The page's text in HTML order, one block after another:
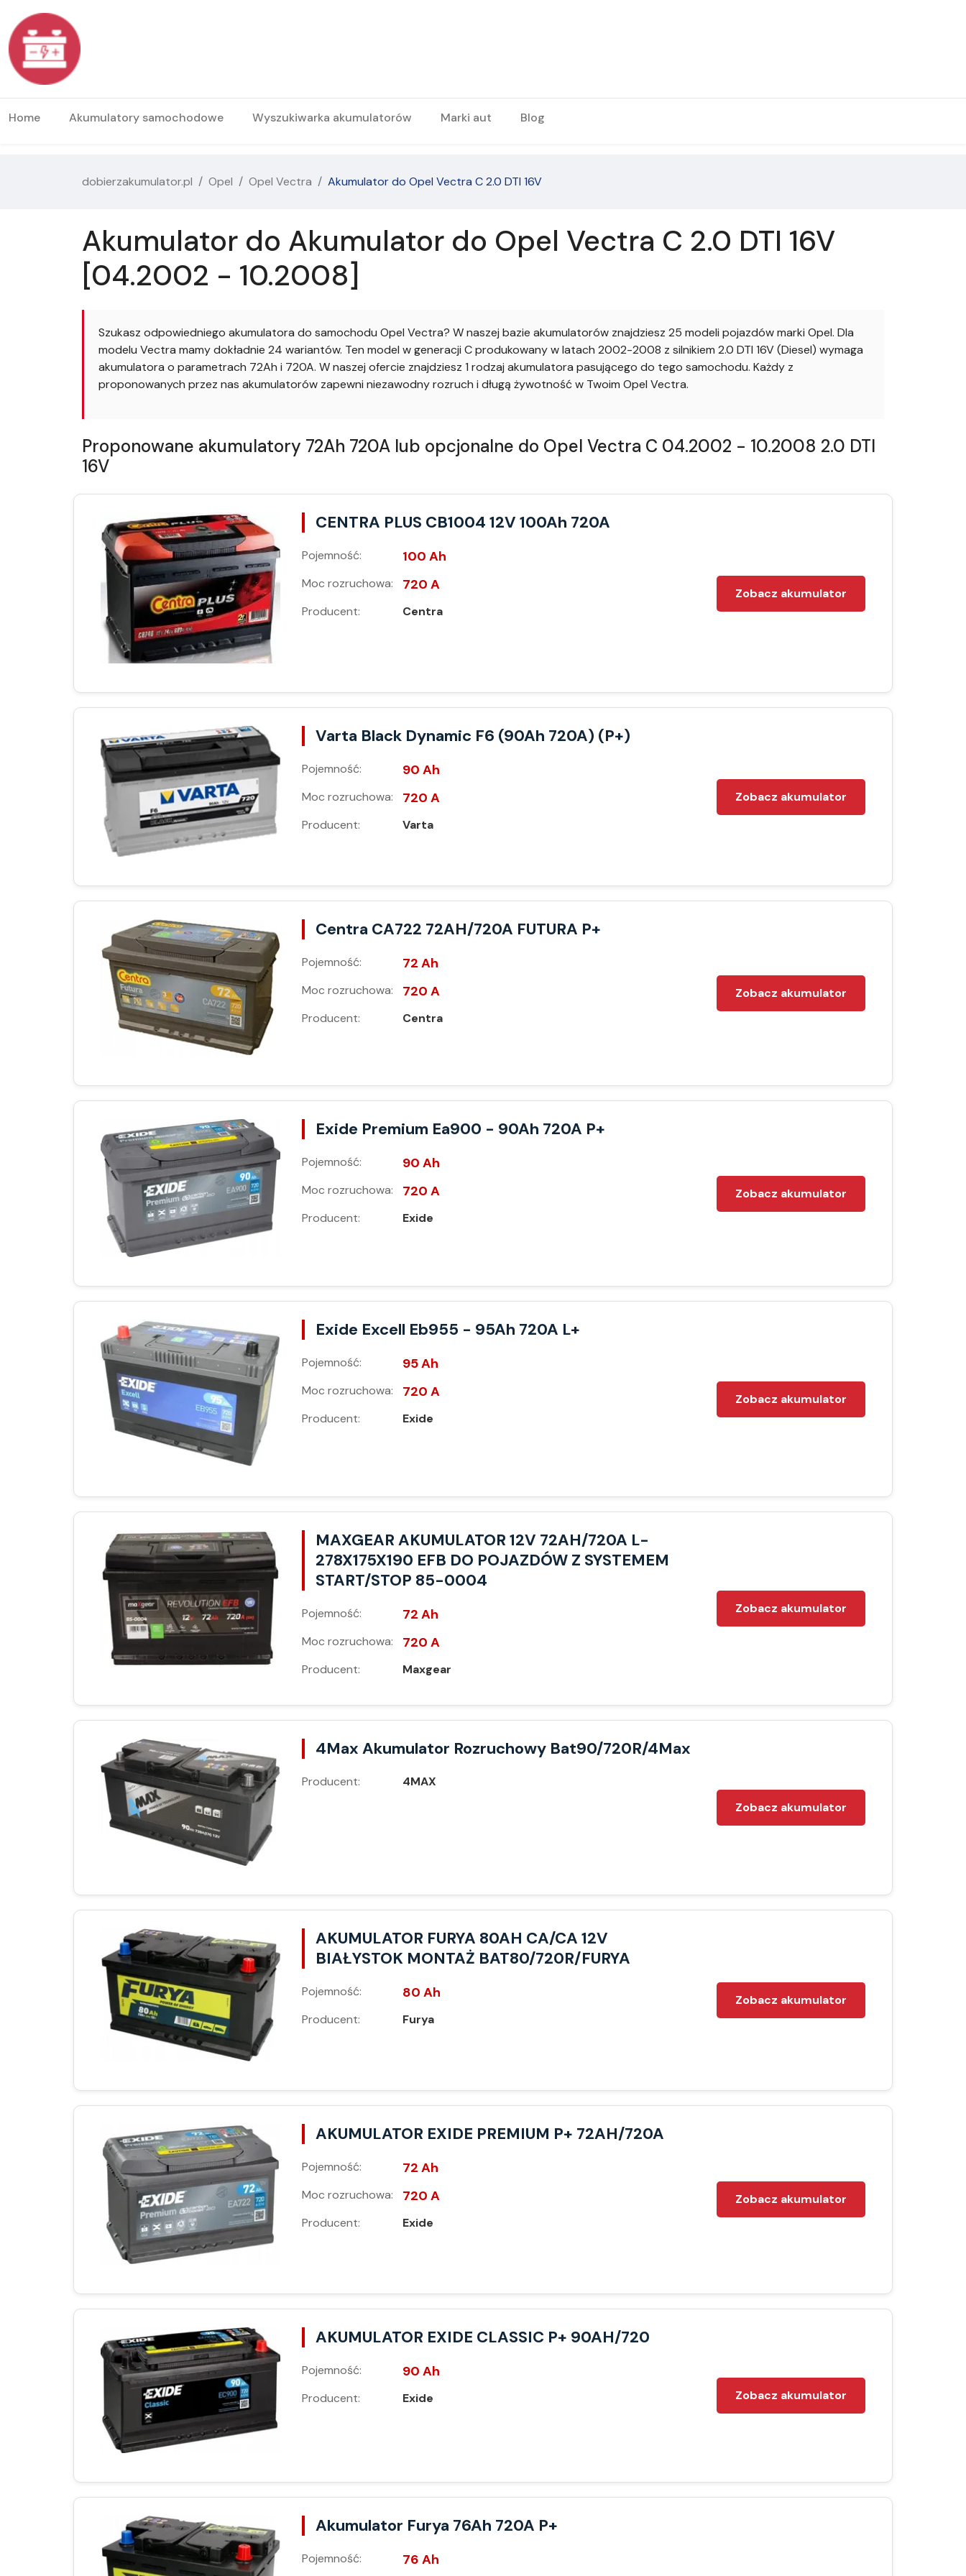
Home Akumulatory samochodowe Wyszukiwarka akumulatorów Marki aut Blog
dobierzakumulator.pl Opel Opel Vectra Akumulator do Opel Vectra C 2.0 DTI 16V
Akumulator do Akumulator do Opel Vectra C 2.0 DTI 16V
[04.2002 - 10.2008]
Szukasz odpowiedniego akumulatora do samochodu Opel Vectra? W naszej bazie akumulatorów znajdziesz 25 modeli pojazdów marki Opel. Dla
modelu Vectra mamy dokładnie 24 wariantów. Ten model w generacji C produkowany w latach 2002-2008 z silnikiem 2.0 DTI 16V (Diesel) wymaga
akumulatora o parametrach 72Ah i 720A. W naszej ofercie znajdziesz 1 rodzaj akumulatora pasującego do tego samochodu. Każdy z
proponowanych przez nas akumulatorów zapewni niezawodny rozruch i długą żywotność w Twoim Opel Vectra.
Proponowane akumulatory 72Ah 720A lub opcjonalne do Opel Vectra C 04.2002 - 10.2008 2.0 DTI
16V
CENTRA PLUS CB1004 12V 100Ah 720A
Pojemność: 100 Ah
Moc rozruchowa: 720 A
Producent: Centra
Zobacz akumulator
Varta Black Dynamic F6 (90Ah 720A) (P+)
Pojemność: 90 Ah
Moc rozruchowa: 720 A
Producent: Varta
Zobacz akumulator
Centra CA722 72AH/720A FUTURA P+
Pojemność: 72 Ah
Moc rozruchowa: 720 A
Producent: Centra
Zobacz akumulator
Exide Premium Ea900 - 90Ah 720A P+
Pojemność: 90 Ah
Moc rozruchowa: 720 A
Producent: Exide
Zobacz akumulator
Exide Excell Eb955 - 95Ah 720A L+
Pojemność: 95 Ah
Moc rozruchowa: 720 A
Producent: Exide
Zobacz akumulator
MAXGEAR AKUMULATOR 12V 72AH/720A L-
278X175X190 EFB DO POJAZDÓW Z SYSTEMEM
START/STOP 85-0004
Pojemność: 72 Ah
Moc rozruchowa: 720 A
Producent: Maxgear
Zobacz akumulator
4Max Akumulator Rozruchowy Bat90/720R/4Max
Producent:
4MAX
Zobacz akumulator
AKUMULATOR FURYA 80AH CA/CA 12V
BIAŁYSTOK MONTAŻ BAT80/720R/FURYA
Pojemność: 80 Ah
Producent: Furya
Zobacz akumulator
AKUMULATOR EXIDE PREMIUM P+ 72AH/720A
Pojemność: 72 Ah
Moc rozruchowa: 720 A
Producent: Exide
Zobacz akumulator
AKUMULATOR EXIDE CLASSIC P+ 90AH/720
Pojemność: 90 Ah
Producent: Exide Zobacz akumulator
Akumulator Furya 76Ah 720A P+
Pojemność: 76 Ah